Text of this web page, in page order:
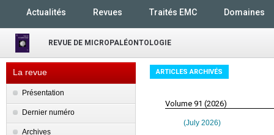
Actualités Revues Traités EMC Domaines
REVUE DE MICROPALÉONTOLOGIE
La revue
Présentation
Dernier numéro
Archives
ARTICLES ARCHIVÉS
Volume 91 (2026)
(July 2026)